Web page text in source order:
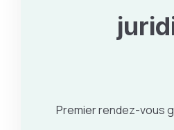
Premier rendez-vous